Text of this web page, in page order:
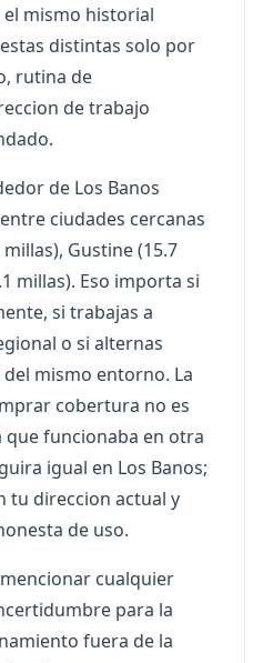
mismo historial
distintas solo por
rutina de
de trabajo
de Los Banos
ciudades cercanas
Gustine (15.7
millas). Eso importa si
si trabajas a
o si alternas
mismo entorno. La
cobertura no es
funcionaba en otra
igual en Los Banos;
tu direccion actual y
de uso.
cualquier
para la
fuera de la